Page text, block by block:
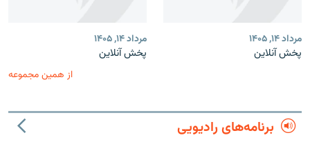
مرداد ۱۴, ۱۴۰۵
پخش آنلاین
مرداد ۱۴, ۱۴۰۵
پخش آنلاین
از همین مجموعه
برنامه‌های رادیویی